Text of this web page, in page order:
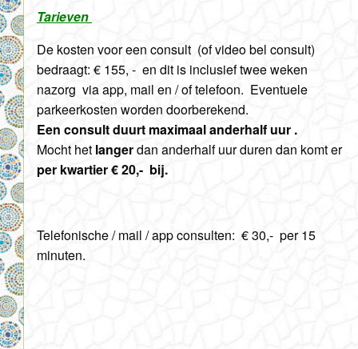
Tarieven
De kosten voor een consult (of video bel consult)
bedraagt: € 155, - en dit is inclusief twee weken
nazorg via app, mail en / of telefoon. Eventuele
parkeerkosten worden doorberekend.
Een consult duurt maximaal anderhalf uur .
Mocht het langerdan anderhalf uur duren dan komt er
per kwartier € 20,- bij.
Telefonische / mail / app consulten: € 30,- per 15
minuten.